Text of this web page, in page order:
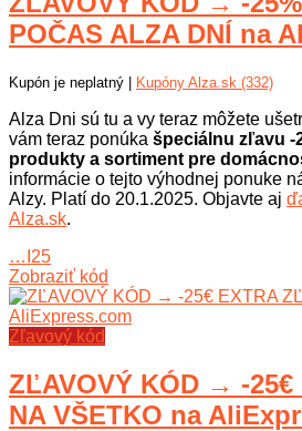
POČAS ALZA DNÍ na
Kupón je neplatný | Kupóny Alza.sk (332)
Alza Dni sú tu a vy teraz môžete
vám teraz ponúka špeciálnu zľavu -
produkty a sortiment pre
informácie o tejto výhodnej ponuke
Alzy. Platí do 20.1.2025. Objavte aj
Alza.sk.
…I25
Zobraziť kód
Zľavový kód
ZĽAVOVÝ KÓD → -25€
NA VŠETKO na